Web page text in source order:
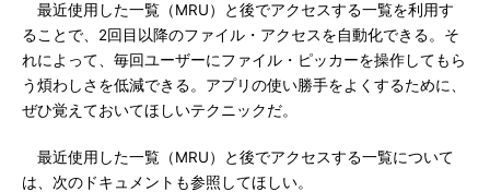
最近使用した一覧（MRU）と後でアクセスする一覧を利用す
ることで、2回目以降のファイル・アクセスを自動化できる。そ
れによって、毎回ユーザーにファイル・ピッカーを操作してもら
う煩わしさを低減できる。アプリの使い勝手をよくするために、
ぜひ覚えておいてほしいテクニックだ。
最近使用した一覧（MRU）と後でアクセスする一覧について
は、次のドキュメントも参照してほしい。